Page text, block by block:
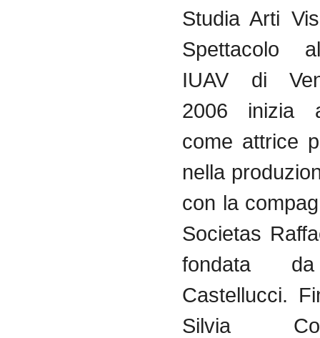
Studia Arti
Spettacolo
IUAV di
2006 inizia
come attrice
nella
con la
Societas
fondata
Castellucci.
Silvia